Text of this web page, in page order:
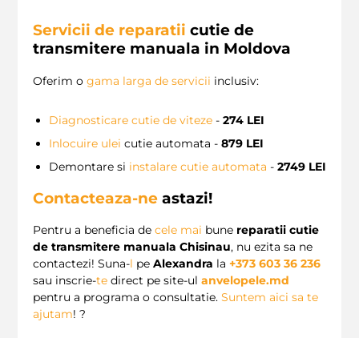
Servicii de reparatii cutie de
transmitere manuala in Moldova
Oferim o gama larga de servicii inclusiv:
Diagnosticare cutie de viteze - 274 LEI
Inlocuire ulei cutie automata - 879 LEI
Demontare si instalare cutie automata - 2749 LEI
Contacteaza-ne astazi!
Pentru a beneficia de cele mai bune reparatii cutie
de transmitere manuala Chisinau, nu ezita sa ne
contactezi! Suna-l pe Alexandra la +373 603 36 236
sau inscrie-te direct pe site-ul anvelopele.md
pentru a programa o consultatie. Suntem aici sa te
ajutam! ?️